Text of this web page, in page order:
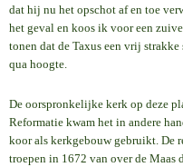
dat hij nu het opschot af en toe
het geval en koos ik voor een
tonen dat de Taxus een vrij
qua hoogte.
De oorspronkelijke kerk op deze
Reformatie kwam het in andere
koor als kerkgebouw gebruikt. De
troepen in 1672 van over de Maas